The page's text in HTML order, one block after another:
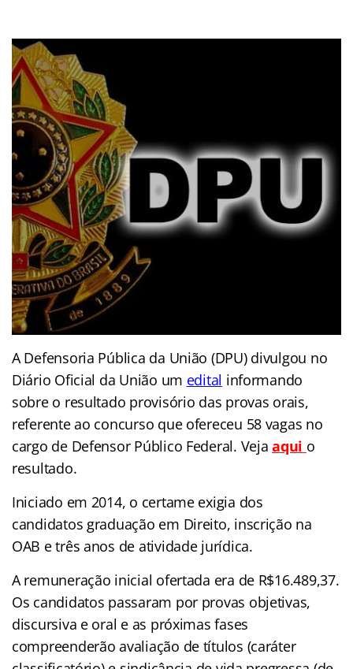
A Defensoria Pública da União (DPU) divulgou no
Diário Oficial da União um edital informando
sobre o resultado provisório das provas orais,
referente ao concurso que ofereceu 58 vagas no
cargo de Defensor Público Federal. Vejaaqui o
resultado.
Iniciado em 2014, o certame exigia dos
candidatos graduação em Direito, inscrição na
OAB e três anos de atividade jurídica.
A remuneração inicial ofertada era de R$16.489,37.
Os candidatos passaram por provas objetivas,
discursiva e oral e as próximas fases
compreenderão avaliação de títulos (caráter